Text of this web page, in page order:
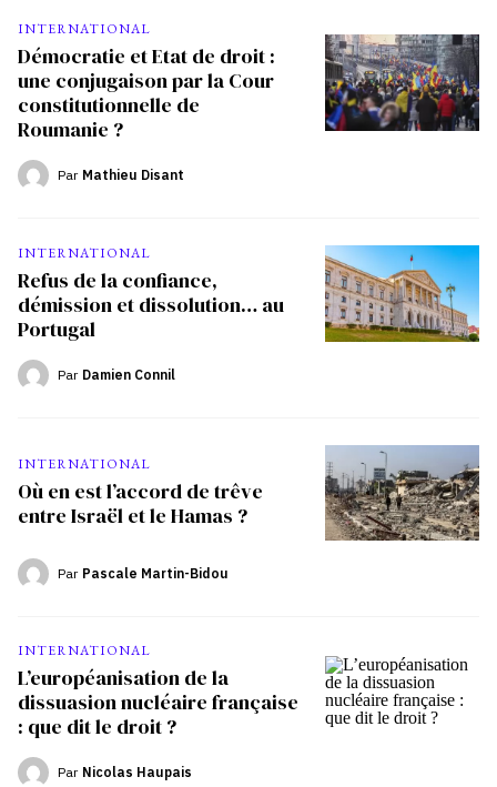
INTERNATIONAL
Démocratie et Etat de droit :
une conjugaison par la Cour
constitutionnelle de
Roumanie ?
Par Mathieu Disant
INTERNATIONAL
Refus de la confiance,
démission et dissolution… au
Portugal
Par Damien Connil
INTERNATIONAL
Où en est l’accord de trêve
entre Israël et le Hamas ?
Par Pascale Martin-Bidou
INTERNATIONAL
L’européanisation de la
dissuasion nucléaire française
: que dit le droit ?
Par Nicolas Haupais